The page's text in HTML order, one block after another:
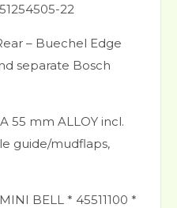
22
– Buechel Edge
separate Bosch
55 mm ALLOY incl.
guide/mudflaps,
BELL * 45511100 *